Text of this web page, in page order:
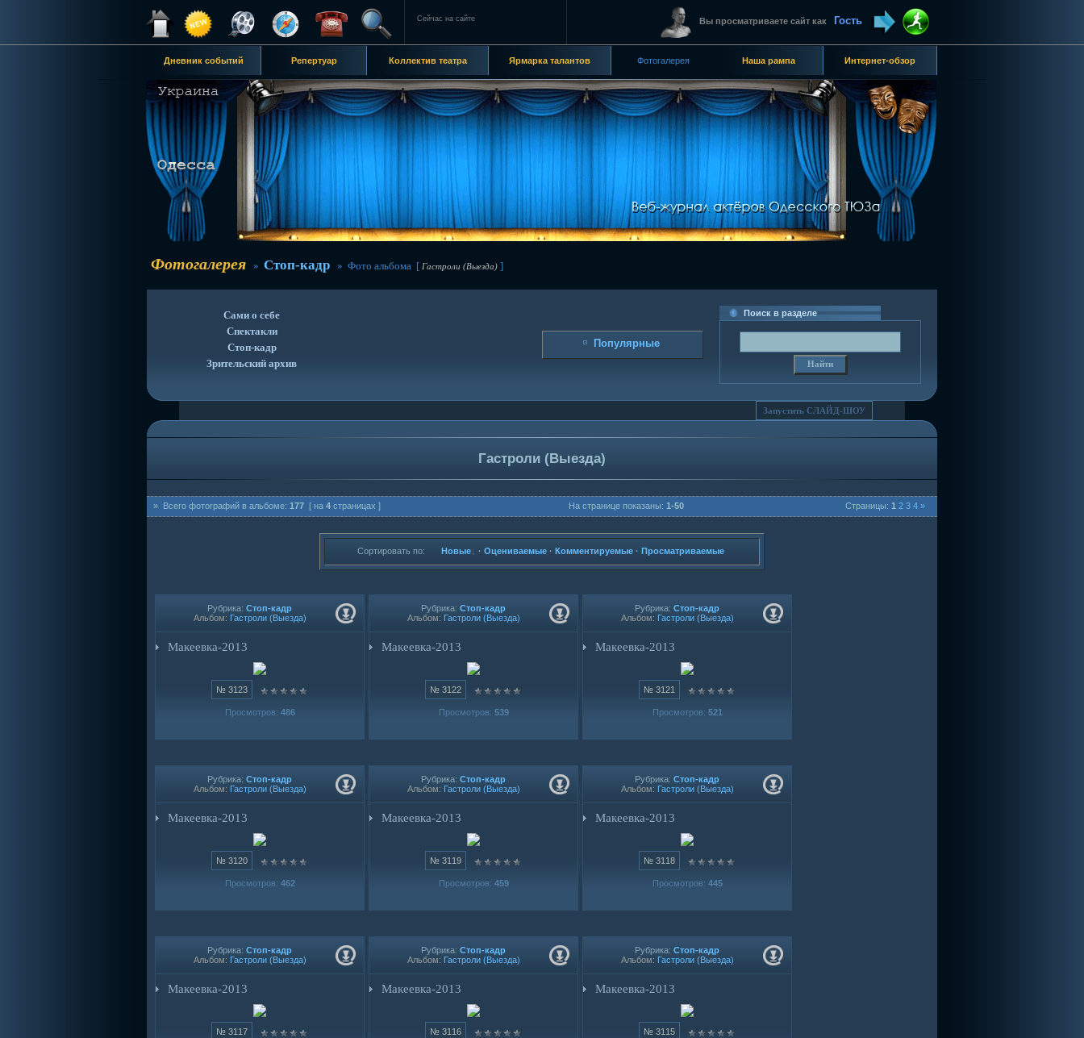
Сейчас на сайте Вы просматриваете сайт как Гость
Дневник событий Репертуар Коллектив театра Ярмарка талантов Фотогалерея Наша рампа Интернет-обзор
Фотогалерея » Стоп-кадр » Фото альбома [ Гастроли (Выезда) ]
Сами о себе
Спектакли
Стоп-кадр
Зрительский архив
Популярные
Поиск в разделе
Гастроли (Выезда)
» Всего фотографий в альбоме: 177 [ на 4 страницах ] На странице показаны: 1-50 Страницы: 1 2 3 4 »
Сортировать по: Новые · Оцениваемые · Комментируемые · Просматриваемые
Рубрика: Стоп-кадр
Альбом: Гастроли (Выезда)
Макеевка-2013
№ 3123
Просмотров: 486
Рубрика: Стоп-кадр
Альбом: Гастроли (Выезда)
Макеевка-2013
№ 3122
Просмотров: 539
Рубрика: Стоп-кадр
Альбом: Гастроли (Выезда)
Макеевка-2013
№ 3121
Просмотров: 521
Рубрика: Стоп-кадр
Альбом: Гастроли (Выезда)
Макеевка-2013
№ 3120
Просмотров: 462
Рубрика: Стоп-кадр
Альбом: Гастроли (Выезда)
Макеевка-2013
№ 3119
Просмотров: 459
Рубрика: Стоп-кадр
Альбом: Гастроли (Выезда)
Макеевка-2013
№ 3118
Просмотров: 445
Рубрика: Стоп-кадр
Альбом: Гастроли (Выезда)
Макеевка-2013
№ 3117
Рубрика: Стоп-кадр
Альбом: Гастроли (Выезда)
Макеевка-2013
№ 3116
Рубрика: Стоп-кадр
Альбом: Гастроли (Выезда)
Макеевка-2013
№ 3115